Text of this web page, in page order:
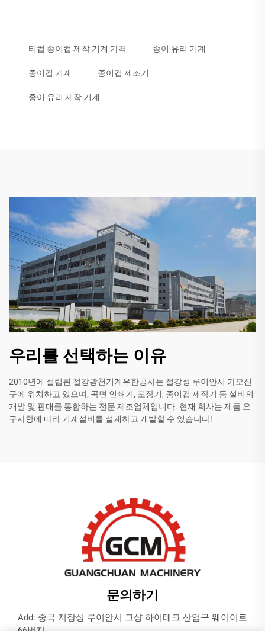
티컵 종이컵 제작 기계 가격 종이 유리 기계
종이컵 기계 종이컵 제조기
종이 유리 제작 기계
우리를 선택하는 이유
2010년에 설립된 절강광천기계유한공사는 절강성 루이안시 가오신
구에 위치하고 있으며, 곡면 인쇄기, 포장기, 종이컵 제작기 등 설비의
개발 및 판매를 통합하는 전문 제조업체입니다. 현재 회사는 제품 요
구사항에 따라 기계설비를 설계하고 개발할 수 있습니다!
문의하기
Add: 중국 저장성 루이안시 그샹 하이테크 산업구 웨이이로